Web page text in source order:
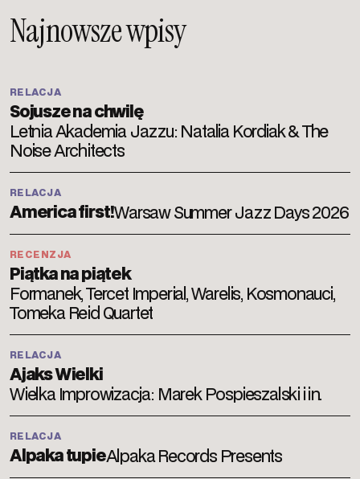
Najnowsze wpisy
Sojusze na chwilę
Letnia Akademia Jazzu: Natalia Kordiak & The
Noise Architects
RELACJA
America first!Warsaw Summer Jazz Days 2026
RELACJA
Piątka na piątek
Formanek, Tercet Imperial, Warelis, Kosmonauci,
Tomeka Reid Quartet
RECENZJA
Ajaks Wielki
Wielka Improwizacja: Marek Pospieszalski i in.
RELACJA
Alpaka tupieAlpaka Records Presents
RELACJA